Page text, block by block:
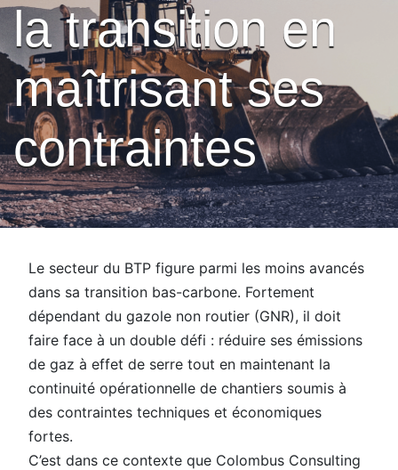
la transition en
maîtrisant ses
contraintes
Le secteur du BTP figure parmi les moins avancés
dans sa transition bas-carbone. Fortement
dépendant du gazole non routier (GNR), il doit
faire face à un double défi : réduire ses émissions
de gaz à effet de serre tout en maintenant la
continuité opérationnelle de chantiers soumis à
des contraintes techniques et économiques
fortes.
C’est dans ce contexte que Colombus Consulting